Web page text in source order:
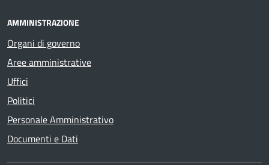
AMMINISTRAZIONE
Organi di governo
Aree amministrative
Uffici
Politici
Personale Amministrativo
Documenti e Dati